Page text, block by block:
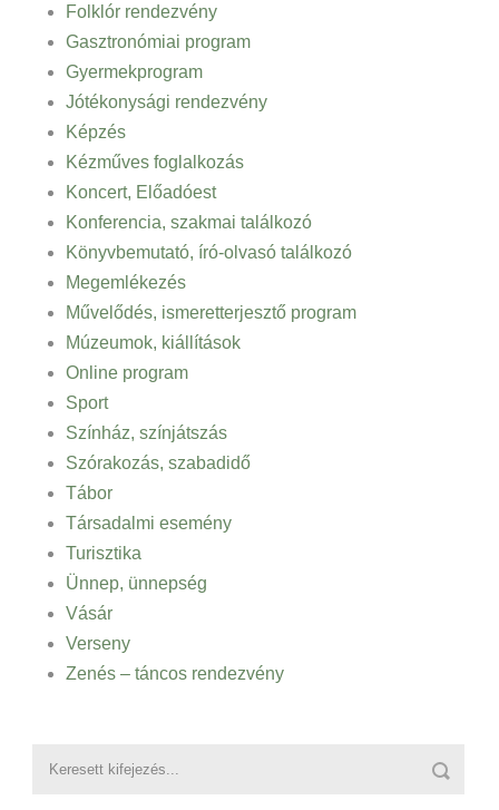
Folklór rendezvény
Gasztronómiai program
Gyermekprogram
Jótékonysági rendezvény
Képzés
Kézműves foglalkozás
Koncert, Előadóest
Konferencia, szakmai találkozó
Könyvbemutató, író-olvasó találkozó
Megemlékezés
Művelődés, ismeretterjesztő program
Múzeumok, kiállítások
Online program
Sport
Színház, színjátszás
Szórakozás, szabadidő
Tábor
Társadalmi esemény
Turisztika
Ünnep, ünnepség
Vásár
Verseny
Zenés – táncos rendezvény